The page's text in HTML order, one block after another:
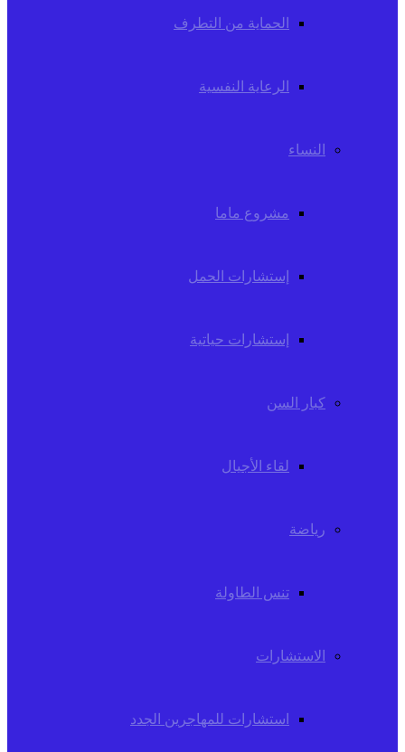
الحماية من التطرف
الرعاية النفسية
النساء
مشروع ماما
إستشارات الحمل
إستشارات حياتية
كبار السن
لقاء الأجيال
رياضة
تنس الطاولة
الاستشارات
استشارات للمهاجرين الجدد